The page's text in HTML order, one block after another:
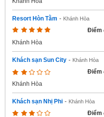
Resort Hòn Tằm - Khánh Hòa
Điểm
Khánh Hòa
Khách sạn Sun City - Khánh Hòa
Điểm
Khánh Hòa
Khách sạn Nhị Phi - Khánh Hòa
Điểm